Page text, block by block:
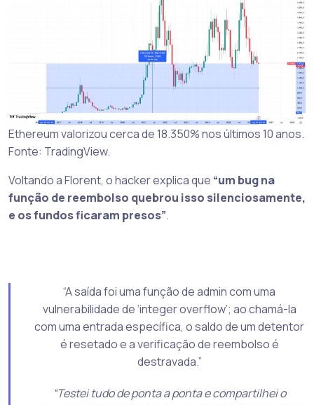
Ethereum valorizou cerca de 18.350% nos últimos 10 anos.
Fonte: TradingView.
Voltando a Florent, o hacker explica que “um bug na
função de reembolso quebrou isso silenciosamente,
e os fundos ficaram presos”.
“A saída foi uma função de admin com uma
vulnerabilidade de ‘integer overflow’; ao chamá-la
com uma entrada específica, o saldo de um detentor
é resetado e a verificação de reembolso é
destravada.”
“Testei tudo de ponta a ponta e compartilhei o